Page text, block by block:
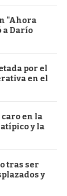
"Ahora
a Darío
por el
en el
en la
y la
tras ser
y